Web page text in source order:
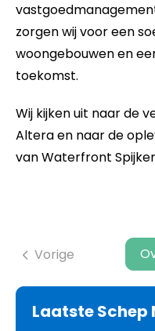
zorgen wij voor een
woongebouwen en
toekomst.
Wij kijken uit naar de
Altera en naar de
van Waterfront
Vorige
Laatste Schep